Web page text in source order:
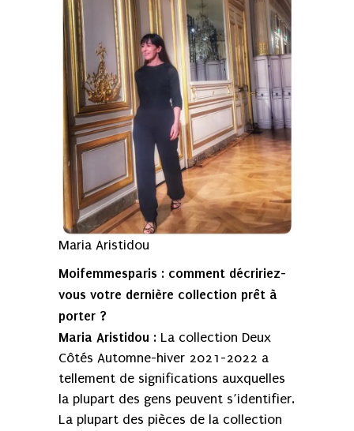
Maria Aristidou
Moifemmesparis : comment décririez-
vous votre dernière collection prêt à
porter ?
Maria Aristidou : La collection Deux
Côtés Automne-hiver 2021-2022 a
tellement de significations auxquelles
la plupart des gens peuvent s’identifier.
La plupart des pièces de la collection